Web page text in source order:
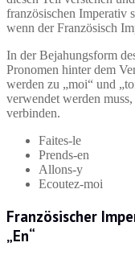
französischen Imperativ
wenn der Französisch
In der Bejahungsform
Pronomen hinter dem
werden zu „moi“ und
verwendet werden
verbinden.
Faites-le
Prends-en
Allons-y
Ecoutez-moi
Französischer
„En“